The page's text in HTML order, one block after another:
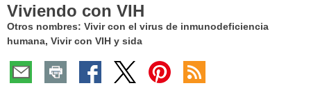
aquí:
Viviendo con VIH
Otros nombres: Vivir con el virus de inmunodeficiencia
humana, Vivir con VIH y sida